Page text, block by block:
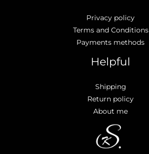
Privacy policy
Terms and Conditions
Payments methods
Helpful
Shipping
Return policy
About me